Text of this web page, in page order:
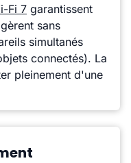
Fi 7 garantissent
sans
simultanés
connectés). La
pleinement d'une